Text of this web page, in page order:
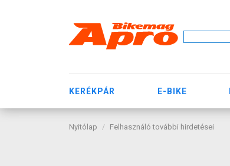
KERÉKPÁR E-BIKE
Nyitólap Felhasználó további hirdetései